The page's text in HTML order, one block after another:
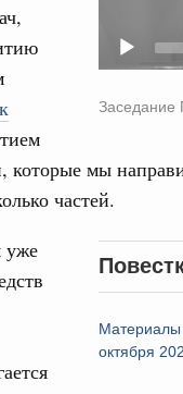
Заседание
которые мы
частей.
Материалы
октября
уже
участников
летним юбилеем.
конкурса
сборную с
интеллекту